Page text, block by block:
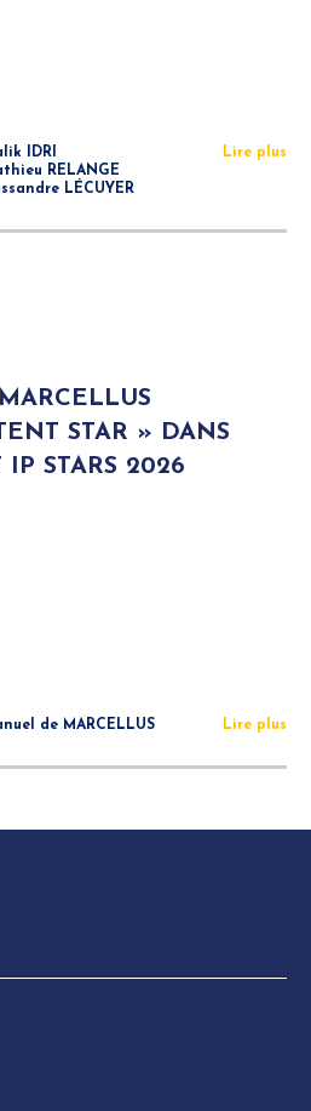
IDRI
RELANGE
LÉCUYER
Lire plus
STAR » DANS
IP STARS 2026
de MARCELLUS Lire plus